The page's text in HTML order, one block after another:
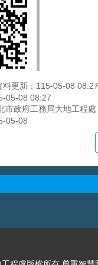
料更新：115-05-08 08:27
05-08 08:27
市政府工務局大地工程處
05-08